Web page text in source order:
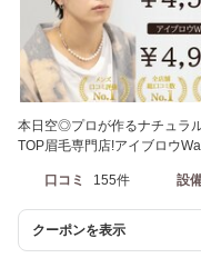
本日空◎プロが作るナチュラ
TOP眉毛専門店!アイブロウ
口コミ 155件 設
クーポンを表示